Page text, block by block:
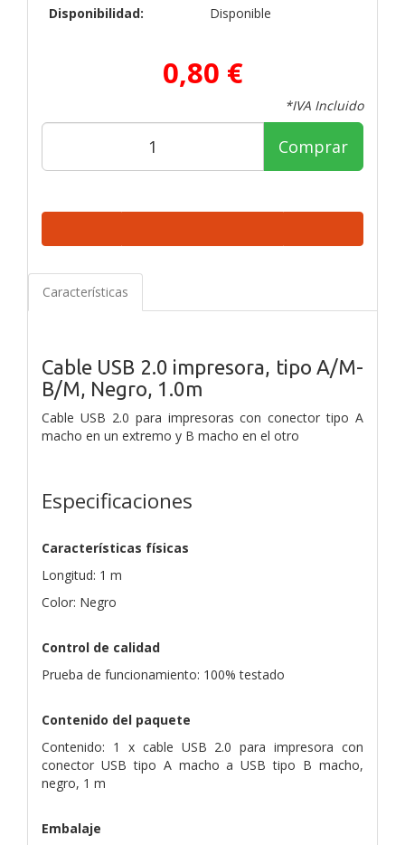
Disponibilidad:
Disponible
0,80 €
*IVA Incluido
Comprar
Características
Cable USB 2.0 impresora, tipo A/M-
B/M, Negro, 1.0m
Cable USB 2.0 para impresoras con conector tipo A
macho en un extremo y B macho en el otro
Especificaciones
Características físicas
Longitud: 1 m
Color: Negro
Control de calidad
Prueba de funcionamiento: 100% testado
Contenido del paquete
Contenido: 1 x cable USB 2.0 para impresora con
conector USB tipo A macho a USB tipo B macho,
negro, 1 m
Embalaje